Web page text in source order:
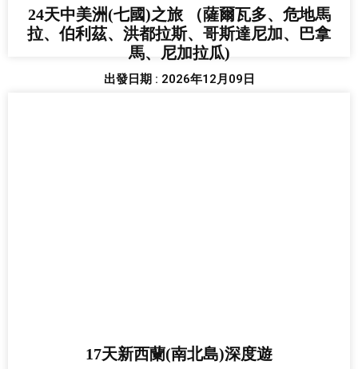
24天中美洲(七國)之旅 （薩爾瓦多、危地馬
拉、伯利茲、洪都拉斯、哥斯達尼加、巴拿
馬、尼加拉瓜)
出發日期 : 2026年12月09日
17天新西蘭(南北島)深度遊